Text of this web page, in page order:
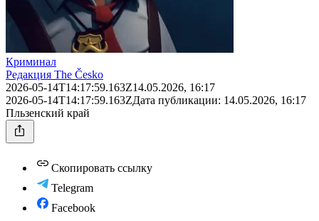
Криминал
Редакция The Česko
2026-05-14T14:17:59.163Z14.05.2026, 16:17
2026-05-14T14:17:59.163ZДата публикации: 14.05.2026, 16:17
Пльзенский край
Скопировать ссылку
Telegram
Facebook